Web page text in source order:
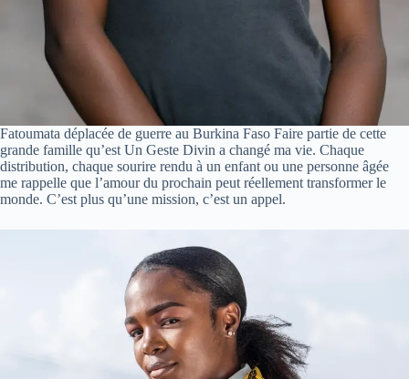
Fatoumata déplacée de guerre au Burkina Faso Faire partie de cette
grande famille qu’est Un Geste Divin a changé ma vie. Chaque
distribution, chaque sourire rendu à un enfant ou une personne âgée
me rappelle que l’amour du prochain peut réellement transformer le
monde. C’est plus qu’une mission, c’est un appel.